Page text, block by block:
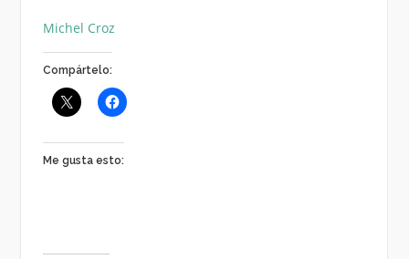
Michel Croz
Compártelo:
Me gusta esto: